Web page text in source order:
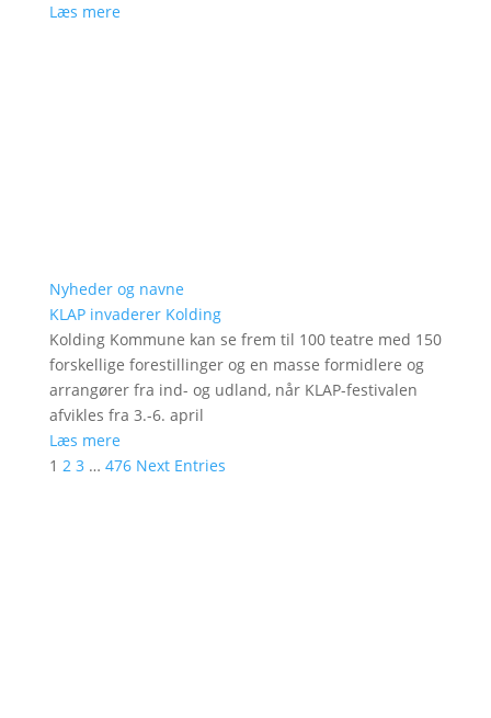
Læs mere
Nyheder og navne
KLAP invaderer Kolding
Kolding Kommune kan se frem til 100 teatre med 150
forskellige forestillinger og en masse formidlere og
arrangører fra ind- og udland, når KLAP-festivalen
afvikles fra 3.-6. april
Læs mere
1 2 3 … 476 Next Entries